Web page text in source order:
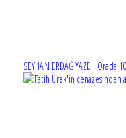
SEYHAN ERDAĞ YAZDI: Orada